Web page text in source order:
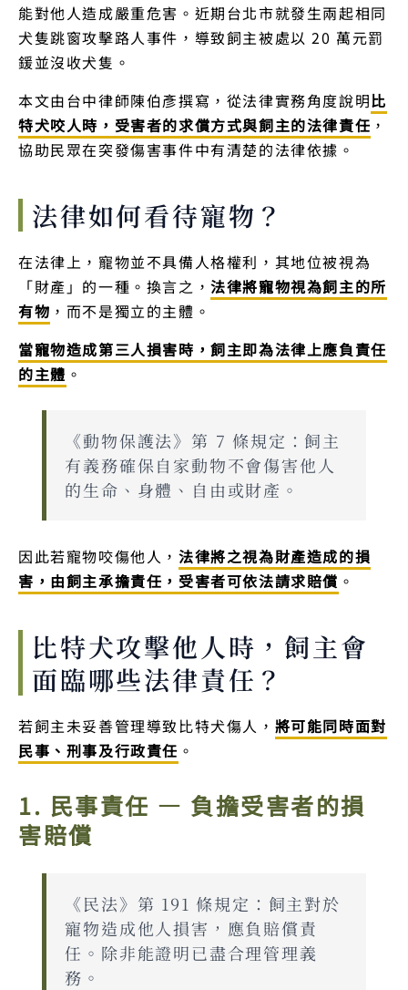
能對他人造成嚴重危害。近期台北市就發生兩起相同
犬隻跳窗攻擊路人事件，導致飼主被處以 20 萬元罰
鍰並沒收犬隻。
本文由台中律師陳伯彥撰寫，從法律實務角度說明比
特犬咬人時，受害者的求償方式與飼主的法律責任 ，
協助民眾在突發傷害事件中有清楚的法律依據。
法律如何看待寵物？
在法律上，寵物並不具備人格權利，其地位被視為
「財產」的一種。換言之，法律將寵物視為飼主的所
有物 ，而不是獨立的主體。
當寵物造成第三人損害時，飼主即為法律上應負責任
的主體 。
《動物保護法》第 7 條規定：飼主
有義務確保自家動物不會傷害他人
的生命、身體、自由或財產。
因此若寵物咬傷他人， 法律將之視為財產造成的損
害，由飼主承擔責任，受害者可依法請求賠償 。
比特犬攻擊他人時，飼主會
面臨哪些法律責任？
若飼主未妥善管理導致比特犬傷人， 將可能同時面對
民事、刑事及行政責任 。
1. 民事責任 — 負擔受害者的損
害賠償
《民法》第 191 條規定：飼主對於
寵物造成他人損害，應負賠償責
任。除非能證明已盡合理管理義
務。